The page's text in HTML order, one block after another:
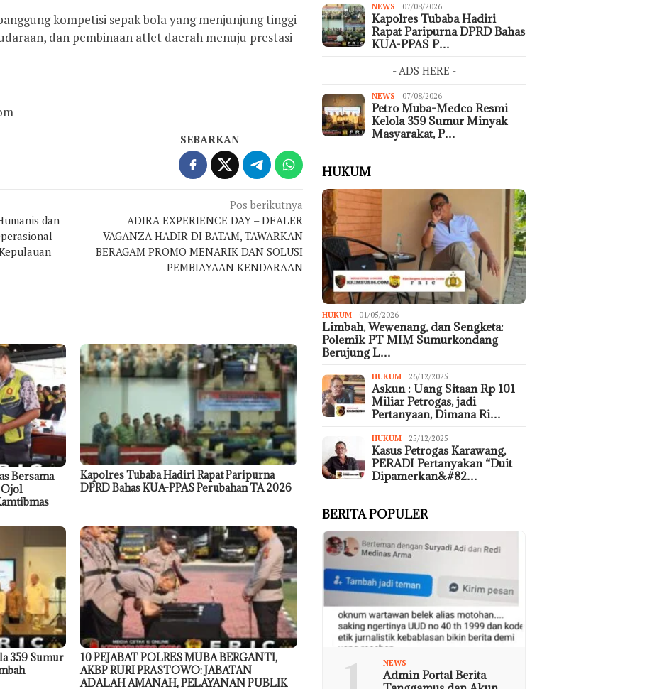
kompetisi sepak bola yang menjunjung tinggi
dan pembinaan atlet daerah menuju prestasi
SEBARKAN
dan
Pos berikutnya
ADIRA EXPERIENCE DAY – DEALER
VAGANZA HADIR DI BATAM, TAWARKAN
BERAGAM PROMO MENARIK DAN SOLUSI
PEMBIAYAAN KENDARAAN
Bersama
Ojol
Kapolres Tubaba Hadiri Rapat Paripurna
DPRD Bahas KUA-PPAS Perubahan TA 2026
359 Sumur
10 PEJABAT POLRES MUBA BERGANTI,
AKBP RURI PRASTOWO: JABATAN
ADALAH AMANAH, PELAYANAN PUBLIK
NEWS 07/08/2026
Kapolres Tubaba Hadiri
Rapat Paripurna DPRD Bahas
KUA-PPAS P…
- ADS HERE -
NEWS 07/08/2026
Petro Muba-Medco Resmi
Kelola 359 Sumur Minyak
Masyarakat, P…
HUKUM
HUKUM 01/05/2026
Limbah, Wewenang, dan Sengketa:
Polemik PT MIM Sumurkondang
Berujung L…
HUKUM 26/12/2025
Askun : Uang Sitaan Rp 101
Miliar Petrogas, jadi
Pertanyaan, Dimana Ri…
HUKUM 25/12/2025
Kasus Petrogas Karawang,
PERADI Pertanyakan “Duit
Dipamerkan&#82…
BERITA POPULER
NEWS
Admin Portal Berita